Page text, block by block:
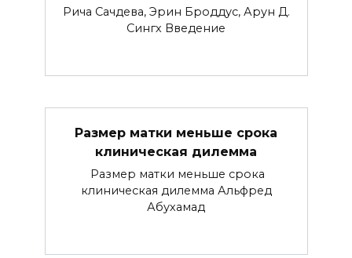
Рича Сачдева, Эрин Броддус, Арун Д.
Сингх Введение
Размер матки меньше срока
клиническая дилемма
Размер матки меньше срока
клиническая дилемма Альфред
Абухамад